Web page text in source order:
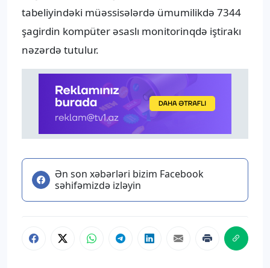
tabeliyindəki müəssisələrdə ümumilikdə 7344
şagirdin kompüter əsaslı monitorinqdə iştirakı
nəzərdə tutulur.
Ən son xəbərləri bizim Facebook
səhifəmizdə izləyin